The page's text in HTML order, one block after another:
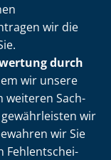
wir die
durch
wir unsere
weiteren Sach­
wir
wir Sie
Fehl­ent­schei­